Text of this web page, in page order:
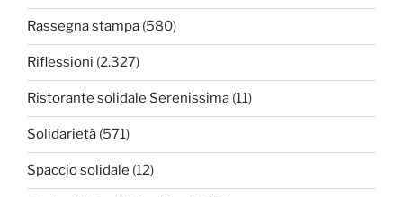
Rassegna stampa (580)
Riflessioni (2.327)
Ristorante solidale Serenissima (11)
Solidarietà (571)
Spaccio solidale (12)